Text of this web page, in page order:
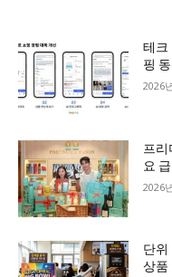
테크
핑 동
2026
프리
요
2026
단위
상품